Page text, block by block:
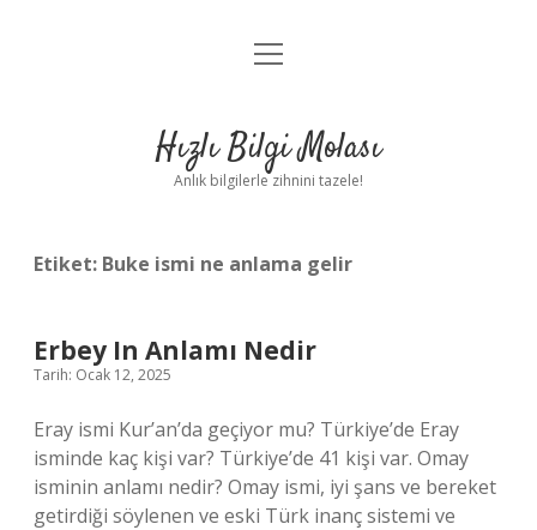
Anasayfa
Yasal Uyarı
menüyü
Hızlı Bilgi Molası
Anlık bilgilerle zihnini tazele!
Etiket: Buke ismi ne anlama gelir
Erbey In Anlamı Nedir
Tarih: Ocak 12, 2025
Eray ismi Kur’an’da geçiyor mu? Türkiye’de Eray
isminde kaç kişi var? Türkiye’de 41 kişi var. Omay
isminin anlamı nedir? Omay ismi, iyi şans ve bereket
getirdiği söylenen ve eski Türk inanç sistemi ve